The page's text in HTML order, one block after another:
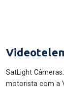
SatLight
motorista com a